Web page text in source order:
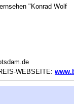
"Konrad Wolf
WEBSEITE: